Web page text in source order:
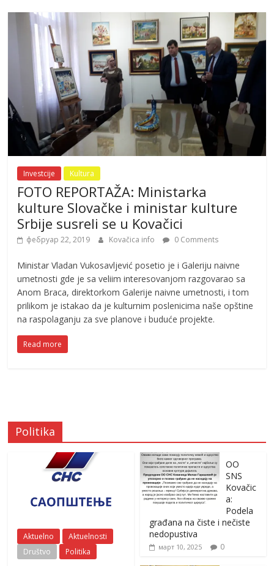
Investcije Kultura
FOTO REPORTAŽA: Ministarka
kulture Slovačke i ministar kulture
Srbije susreli se u Kovačici
фебруар 22, 2019 Kovačica info 0 Comments
Ministar Vladan Vukosavljević posetio je i Galeriju naivne
umetnosti gde je sa veliim interesovanjom razgovarao sa
Anom Braca, direktorkom Galerije naivne umetnosti, i tom
prilikom je istakao da je kulturnim poslenicima naše opštine
na raspolaganju za sve planove i buduće projekte.
Read more
Politika
Aktuelno
Aktuelnosti
Društvo
Politika
OO
SNS
Kovačic
a:
Podela
građana na čiste i nečiste
nedopustiva
март 10, 2025 0